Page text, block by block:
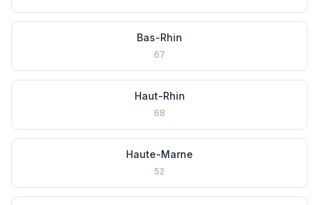
Bas-Rhin
67
Haut-Rhin
68
Haute-Marne
52